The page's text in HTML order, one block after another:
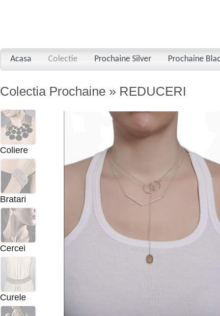
Acasa Colectie Prochaine Silver Prochaine
Colectia Prochaine » REDUCERI
Coliere
Bratari
Cercei
Curele